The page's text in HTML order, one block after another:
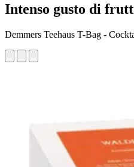
Intenso gusto di
Demmers Teehaus T-Bag -